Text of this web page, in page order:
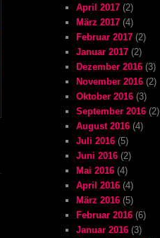
April 2017 (2)
März 2017 (4)
Februar 2017 (2)
Januar 2017 (2)
Dezember 2016 (3)
November 2016 (2)
Oktober 2016 (3)
September 2016 (2)
August 2016 (4)
Juli 2016 (5)
Juni 2016 (2)
Mai 2016 (4)
April 2016 (4)
März 2016 (5)
Februar 2016 (6)
Januar 2016 (3)